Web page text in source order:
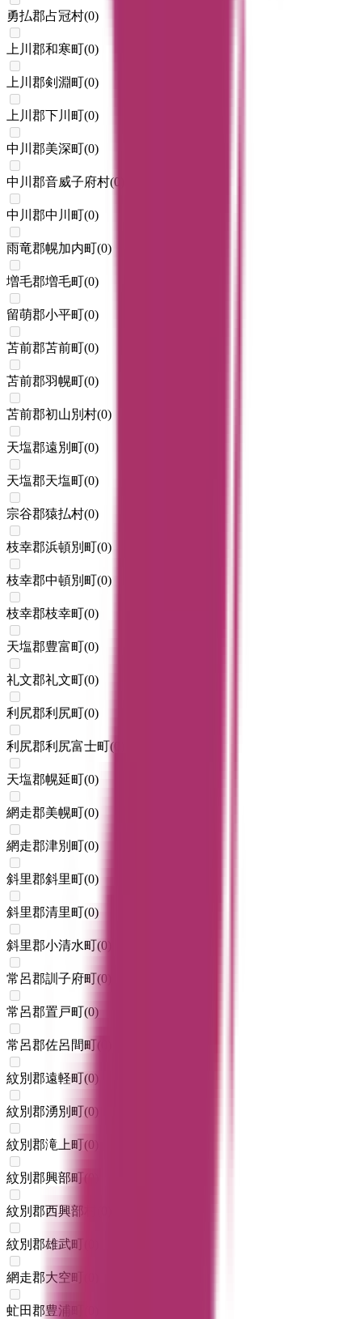
勇払郡占冠村(0)
上川郡和寒町(0)
上川郡剣淵町(0)
上川郡下川町(0)
中川郡美深町(0)
中川郡音威子府村(0
中川郡中川町(0)
雨竜郡幌加内町(0)
増毛郡増毛町(0)
留萌郡小平町(0)
苫前郡苫前町(0)
苫前郡羽幌町(0)
苫前郡初山別村(0)
天塩郡遠別町(0)
天塩郡天塩町(0)
宗谷郡猿払村(0)
枝幸郡浜頓別町(0)
枝幸郡中頓別町(0)
枝幸郡枝幸町(0)
天塩郡豊富町(0)
礼文郡礼文町(0)
利尻郡利尻町(0)
利尻郡利尻富士町(
天塩郡幌延町(0)
網走郡美幌町(0)
網走郡津別町(0)
斜里郡斜里町(0)
斜里郡清里町(0)
斜里郡小清水町(0
常呂郡訓子府町(0
常呂郡置戸町(0)
常呂郡佐呂間町(
紋別郡遠軽町(0)
紋別郡湧別町(0
紋別郡滝上町(0
紋別郡興部町 (
紋別郡西興部村
紋別郡雄武町
網走郡大空町
虻田郡豊浦町